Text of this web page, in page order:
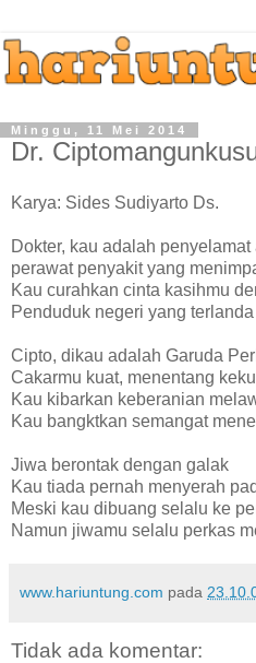
Minggu, 11 Mei 2014
Dr.
Karya: Sides Sudiyarto Ds.
Dokter, kau adalah
perawat penyakit yang
Kau curahkan cinta kasihmu
Penduduk negeri yang
Cipto, dikau adalah Garuda
Cakarmu kuat, menentang
Kau kibarkan keberanian
Kau bangktkan semangat
Jiwa berontak dengan galak
Kau tiada pernah menyerah
Meski kau dibuang selalu ke
Namun jiwamu selalu perkas
www.hariuntung.com pada
Tidak ada komentar: